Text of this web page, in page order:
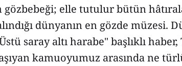
elle tutulur bütün
dünyanın en gözde müzesi.
saray altı harabe" başlıklı
kamuoyumuz arasında ne